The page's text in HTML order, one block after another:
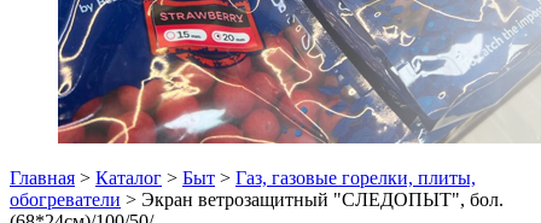
Главная > Каталог > Быт > Газ, газовые горелки, плиты,
обогреватели > Экран ветрозащитный "СЛЕДОПЫТ", бол.